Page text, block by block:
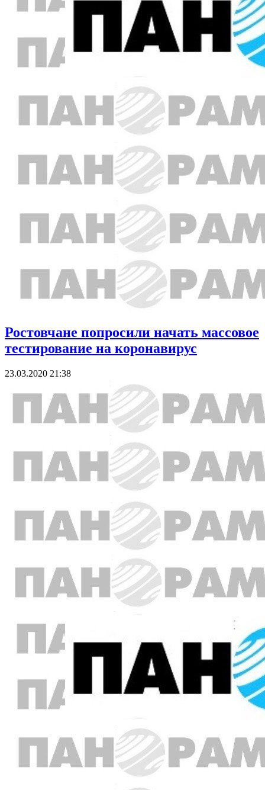
Ростовчане попросили начать массовое
тестирование на коронавирус
23.03.2020 21:38